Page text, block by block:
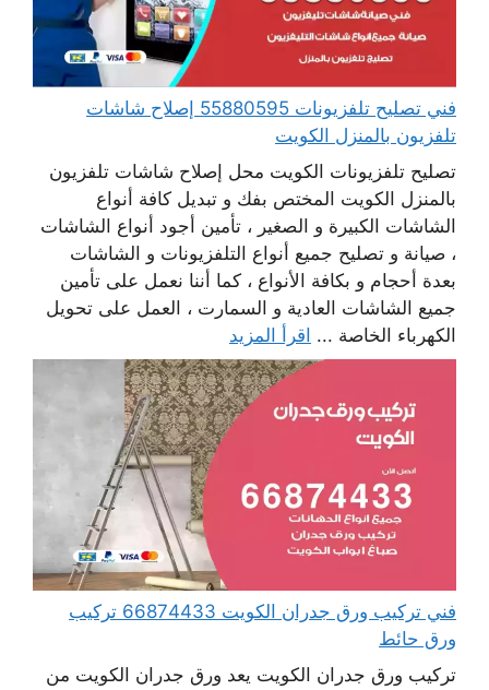
فني تصليح تلفزيونات 55880595 إصلاح شاشات
تلفزيون بالمنزل الكويت
تصليح تلفزيونات الكويت محل إصلاح شاشات تلفزيون
بالمنزل الكويت المختص بفك و تبديل كافة أنواع
الشاشات الكبيرة و الصغير ، تأمين أجود أنواع الشاشات
، صيانة و تصليح جميع أنواع التلفزيونات و الشاشات
بعدة أحجام و بكافة الأنواع ، كما أننا نعمل على تأمين
جميع الشاشات العادية و السمارت ، العمل على تحويل
الكهرباء الخاصة ... اقرأ المزيد
فني تركيب ورق جدران الكويت 66874433 تركيب
ورق حائط
تركيب ورق جدران الكويت يعد ورق جدران الكويت من